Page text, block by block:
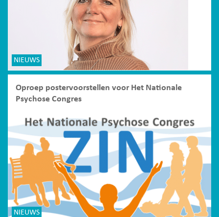
NIEUWS
Oproep postervoorstellen voor Het Nationale
Psychose Congres
NIEUWS